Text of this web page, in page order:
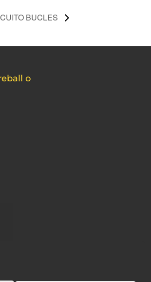
BUCLES
o